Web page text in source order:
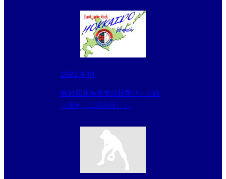
2022.9.10
第31回北海道支部秋季リーグ戦
（清水 二試合目））